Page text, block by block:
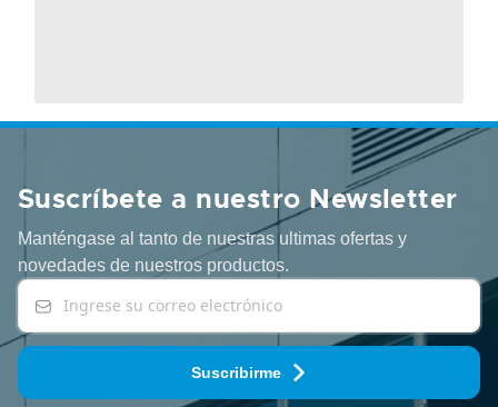
Suscríbete a nuestro Newsletter
Manténgase al tanto de nuestras ultimas ofertas y
novedades de nuestros productos.
Suscribirme